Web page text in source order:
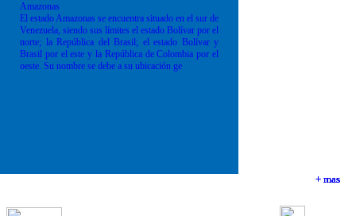
+ mas
+ mas
+ mas
Amazonas
El estado Amazonas se encuentra situado en el sur de
Venezuela, siendo sus límites el estado Bolívar por el
norte; la República del Brasil; el estado Bolívar y
Brasil por el este y la República de Colombia por el
oeste. Su nombre se debe a su ubicación ge
+ mas